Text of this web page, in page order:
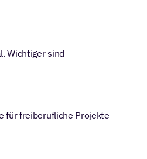
Wichtiger sind
für freiberufliche Projekte